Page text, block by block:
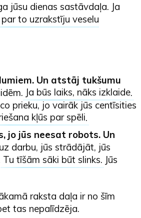
jūsu dienas sastāvdaļa. Ja
par to uzrakstīju veselu
Un atstāj tukšumu
Ja būs laiks, nāks izklaide.
prieku, jo vairāk jūs centīsities
kļūs par spēli.
jo jūs neesat robots. Un
darbu, jūs strādājāt, jūs
Tu tīšām sāki būt slinks. Jūs
raksta daļa ir no šīm
tas nepalīdzēja.